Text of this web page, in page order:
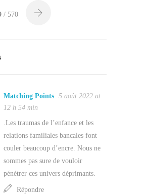
/ 570
Matching Points 5 août 2022 at
12 h 54 min
.Les traumas de l’enfance et les
relations familiales bancales font
couler beaucoup d’encre. Nous ne
sommes pas sure de vouloir
pénétrer ces univers déprimants.
Répondre